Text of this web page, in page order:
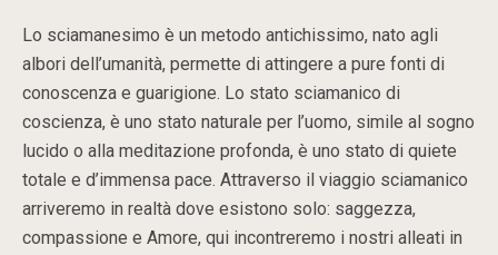
Lo sciamanesimo è un metodo antichissimo, nato agli
albori dell’umanità, permette di attingere a pure fonti di
conoscenza e guarigione. Lo stato sciamanico di
coscienza, è uno stato naturale per l’uomo, simile al sogno
lucido o alla meditazione profonda, è uno stato di quiete
totale e d’immensa pace. Attraverso il viaggio sciamanico
arriveremo in realtà dove esistono solo: saggezza,
compassione e Amore, qui incontreremo i nostri alleati in